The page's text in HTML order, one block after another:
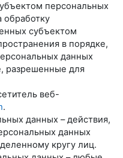
персональных
обработку
субъектом
в порядке,
данных
разрешенные для
веб-
.
данных – действия,
данных
кругу лиц.